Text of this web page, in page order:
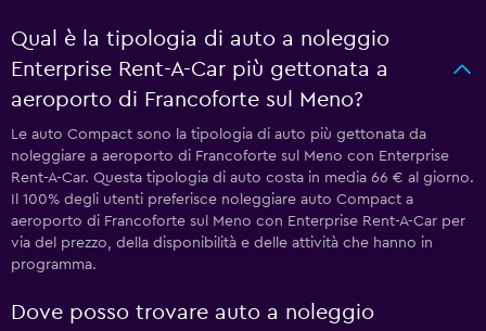
Qual è la tipologia di auto a noleggio
Enterprise Rent-A-Car più gettonata a
aeroporto di Francoforte sul Meno?
Le auto Compact sono la tipologia di auto più gettonata da
noleggiare a aeroporto di Francoforte sul Meno con Enterprise
Rent-A-Car. Questa tipologia di auto costa in media 66 € al giorno.
Il 100% degli utenti preferisce noleggiare auto Compact a
aeroporto di Francoforte sul Meno con Enterprise Rent-A-Car per
via del prezzo, della disponibilità e delle attività che hanno in
programma.
Dove posso trovare auto a noleggio